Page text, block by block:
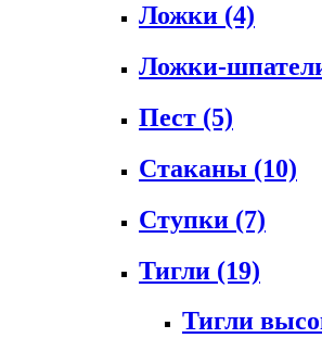
Ложки (4)
Ложки-
Пест (5)
Стаканы (10)
Ступки (7)
Тигли (19)
Тигли